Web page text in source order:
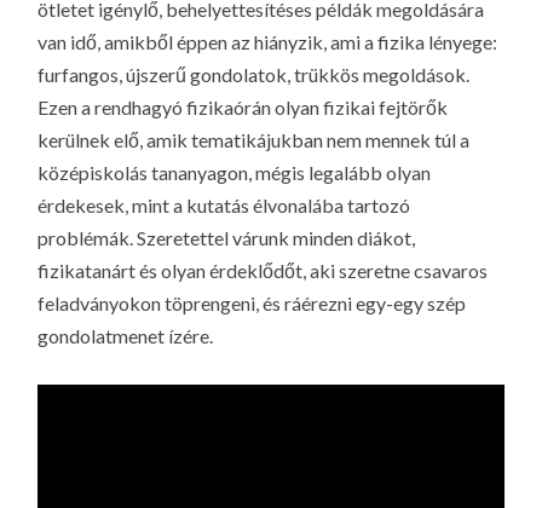
ötletet igénylő, behelyettesítéses példák megoldására
van idő, amikből éppen az hiányzik, ami a fizika lényege:
furfangos, újszerű gondolatok, trükkös megoldások.
Ezen a rendhagyó fizikaórán olyan fizikai fejtörők
kerülnek elő, amik tematikájukban nem mennek túl a
középiskolás tananyagon, mégis legalább olyan
érdekesek, mint a kutatás élvonalába tartozó
problémák. Szeretettel várunk minden diákot,
fizikatanárt és olyan érdeklődőt, aki szeretne csavaros
feladványokon töprengeni, és ráérezni egy-egy szép
gondolatmenet ízére.